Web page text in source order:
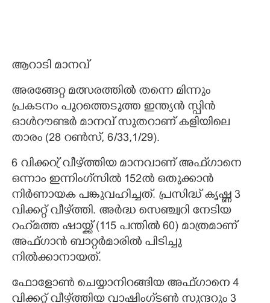
ആറാടി മാനവ്
അരങ്ങേറ്റ മത്സരത്തിൽ തന്നെ മിന്നും
പ്രകടനം പുറത്തെടുത്ത ഇന്ത്യൻ സ്പിൻ
ഓൾറൗണ്ടർ മാനവ് സുതറാണ് കളിയിലെ
താരം (28 റൺസ്,​ 6/33,1/29).
6 വിക്കറ്ര് വീഴ്ത്തിയ മാനവാണ് അഫ്‌ഗാനെ
ഒന്നാം ഇന്നിംഗ്‌സിൽ 152ൽ ഒതുക്കാൻ
നിർണായക പങ്കുവഹിച്ചത്. പ്രസിദ്ധ് കൃഷ്ണ 3
വിക്കറ്റ് വീഴ്‌ത്തി. അർദ്ധ സെഞ്ച്വറി നേടിയ
റഹ്‌മത്ത ഷായ്ക്ക് (115 പന്തിൽ 60)​ മാത്രമാണ്
അഫ്ഗാൻ ബാറ്റർമാരിൽ പിടിച്ചു
നിൽക്കാനായത്.
ഫോളോൺ ചെയ്യാനിറങ്ങിയ അഫ്ഗാനെ 4
വിക്കറ്റ് വീഴ്‌ത്തിയ വാഷിംഗ്‌ടൺ സുന്ദറും 3